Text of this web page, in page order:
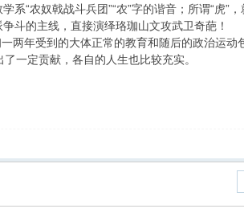
系“农奴戟战斗兵团”“农”字的谐音；所谓“虎”
斗的主线，直接演绎珞珈山文攻武卫奇葩！
两年受到的大体正常的教育和随后的政治运动
一定贡献，各自的人生也比较充实。